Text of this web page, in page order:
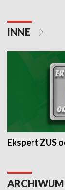
INNE
Ekspert ZUS